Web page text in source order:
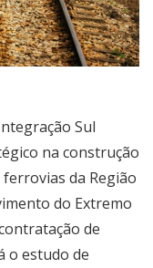
Sul
na construção
da Região
do Extremo
de
o estudo de